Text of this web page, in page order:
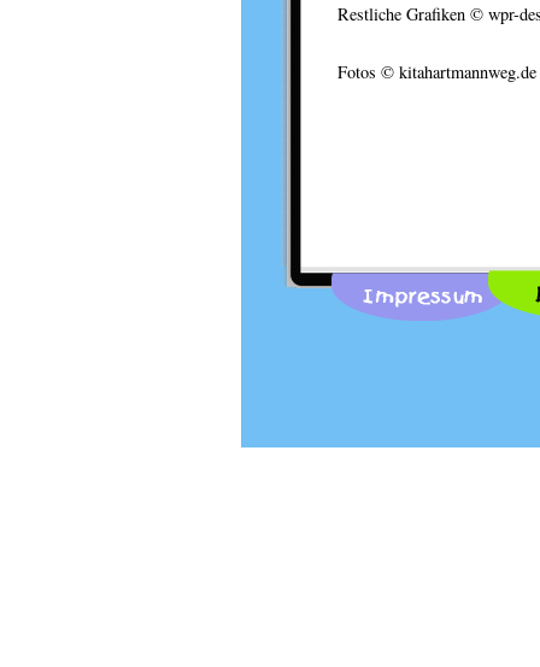
Restliche Grafiken © wpr-
Fotos © kitahartmannweg.de